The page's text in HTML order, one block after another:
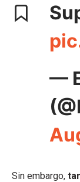
—
Sin embargo,